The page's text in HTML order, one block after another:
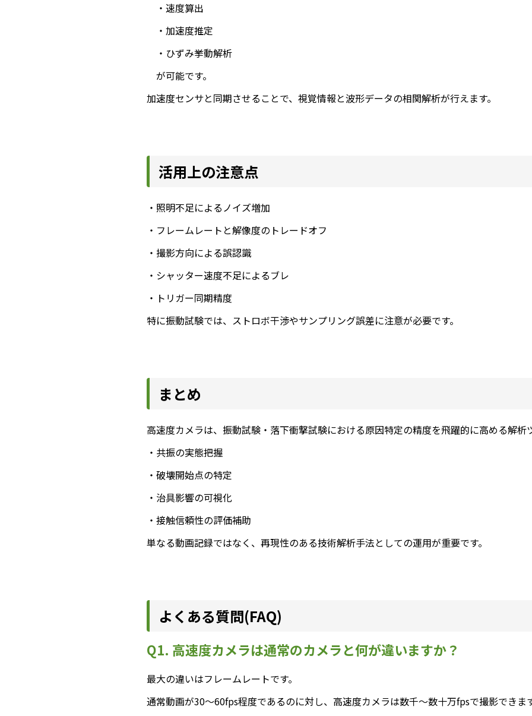
・速度算出
・加速度推定
・ひずみ挙動解析
が可能です。
加速度センサと同期させることで、視覚情報と波形データの相関解析が行えます。
活用上の注意点
・照明不足によるノイズ増加
・フレームレートと解像度のトレードオフ
・撮影方向による誤認識
・シャッター速度不足によるブレ
・トリガー同期精度
特に振動試験では、ストロボ干渉やサンプリング誤差に注意が必要です。
まとめ
高速度カメラは、振動試験・落下衝撃試験における原因特定の精度を飛躍的に高める解析
・共振の実態把握
・破壊開始点の特定
・治具影響の可視化
・接触信頼性の評価補助
単なる動画記録ではなく、再現性のある技術解析手法としての運用が重要です。
よくある質問(FAQ)
Q1. 高速度カメラは通常のカメラと何が違いますか？
最大の違いはフレームレートです。
通常動画が30～60fps程度であるのに対し、高速度カメラは数千～数十万fpsで撮影できま